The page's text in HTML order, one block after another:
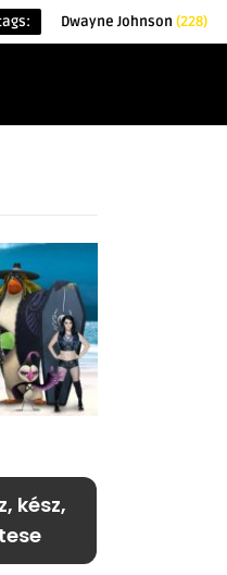
Dwayne Johnson (228)
kész,